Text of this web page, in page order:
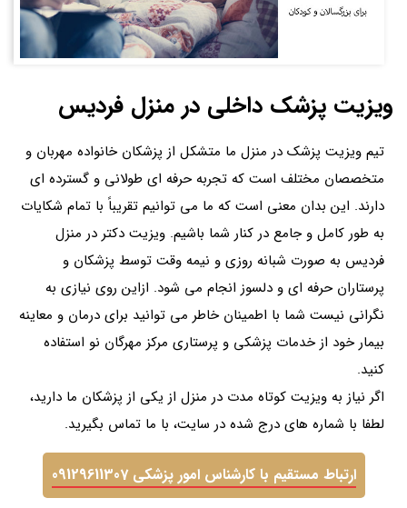
ویزیت پزشک داخلی در منزل فردیس
تیم ویزیت پزشک در منزل ما متشکل از پزشکان خانواده مهربان و
متخصصان مختلف است که تجربه حرفه ای طولانی و گسترده ای
دارند. این بدان معنی است که ما می توانیم تقریباً با تمام شکایات
به طور کامل و جامع در کنار شما باشیم. ویزیت دکتر در منزل
فردیس به صورت شبانه روزی و نیمه وقت توسط پزشکان و
پرستاران حرفه ای و دلسوز انجام می شود. ازاین روی نیازی به
نگرانی نیست شما با اطمینان خاطر می توانید برای درمان و معاینه
بیمار خود از خدمات پزشکی و پرستاری مرکز مهرگان نو استفاده
کنید.
اگر نیاز به ویزیت کوتاه مدت در منزل از یکی از پزشکان ما دارید،
لطفا با شماره های درج شده در سایت، با ما تماس بگیرید.
ارتباط مستقیم با کارشناس امور پزشکی 09129611307